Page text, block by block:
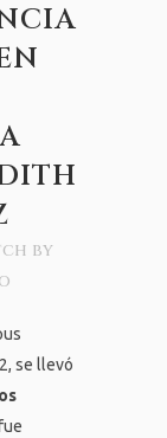
by
se llevó